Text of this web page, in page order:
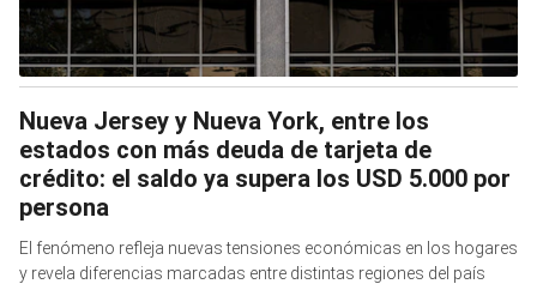
Nueva Jersey y Nueva York, entre los
estados con más deuda de tarjeta de
crédito: el saldo ya supera los USD 5.000 por
persona
El fenómeno refleja nuevas tensiones económicas en los hogares
y revela diferencias marcadas entre distintas regiones del país